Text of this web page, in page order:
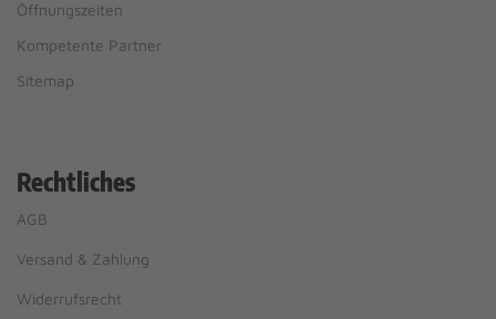
Öffnungszeiten
Kompetente Partner
Sitemap
Rechtliches
AGB
Versand & Zahlung
Widerrufsrecht